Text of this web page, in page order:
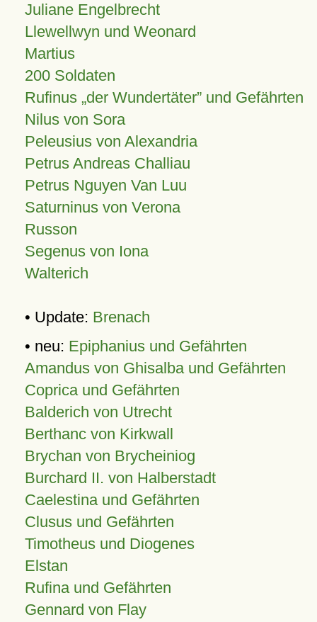
Juliane Engelbrecht
Llewellwyn und Weonard
Martius
200 Soldaten
Rufinus „der Wundertäter” und Gefährten
Nilus von Sora
Peleusius von Alexandria
Petrus Andreas Challiau
Petrus Nguyen Van Luu
Saturninus von Verona
Russon
Segenus von Iona
Walterich
• Update: Brenach
• neu: Epiphanius und Gefährten
Amandus von Ghisalba und Gefährten
Coprica und Gefährten
Balderich von Utrecht
Berthanc von Kirkwall
Brychan von Brycheiniog
Burchard II. von Halberstadt
Caelestina und Gefährten
Clusus und Gefährten
Timotheus und Diogenes
Elstan
Rufina und Gefährten
Gennard von Flay